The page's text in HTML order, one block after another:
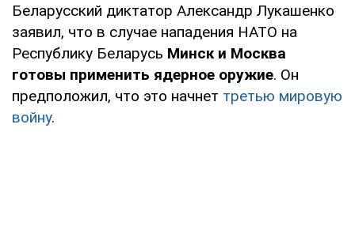
Беларусский диктатор Александр Лукашенко
заявил, что в случае нападения НАТО на
Республику Беларусь Минск и Москва
готовы применить ядерное оружие. Он
предположил, что это начнет третью мировую
войну.